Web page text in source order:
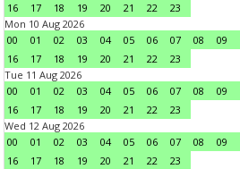
16
17 18 19 20 21 22
23
Mon 10 Aug 2026
00
01 02 03 04 05 06 07 08 09
16
17 18 19 20 21 22
23
Tue 11 Aug 2026
00
01 02 03 04 05 06 07 08 09
16
17 18 19 20 21 22
23
Wed 12 Aug 2026
00
01 02 03 04 05 06 07 08 09
16
17 18 19 20 21 22
23